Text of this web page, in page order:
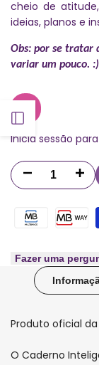
Abrir
lateral
cheio de
ideias, planos e
Obs: por se tratar
variar um pouco. :)
Inicia sessão
Diminuir
para
Caderno
Inteligente
Fazer uma
Produto oficial
O Caderno